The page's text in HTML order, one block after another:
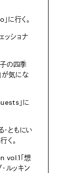
に行く。
ッショナ
の四季
が気にな
」に
・ともにい
く。
「想
ルッキン